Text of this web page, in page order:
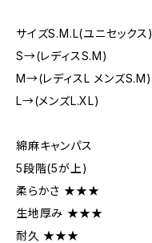
サイズS.M.L(ユニセックス)
S→(レディスS.M)
M→(レディスL メンズS.M)
L→(メンズL.XL)
綿麻キャンパス
5段階(5が上)
柔らかさ ★★★
生地厚み ★★★
耐久 ★★★